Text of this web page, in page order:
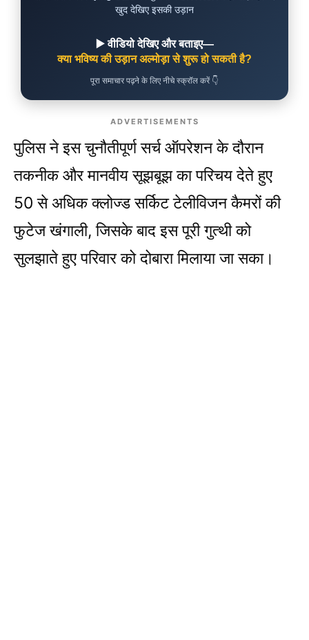
खुद देखिए इसकी उड़ान
▶️ वीडियो देखिए और बताइए—
क्या भविष्य की उड़ान अल्मोड़ा से शुरू हो सकती है?
पूरा समाचार पढ़ने के लिए नीचे स्क्रॉल करें 👇
ADVERTISEMENTS
पुलिस ने इस चुनौतीपूर्ण सर्च ऑपरेशन के दौरान
तकनीक और मानवीय सूझबूझ का परिचय देते हुए
50 से अधिक क्लोज्ड सर्किट टेलीविजन कैमरों की
फुटेज खंगाली, जिसके बाद इस पूरी गुत्थी को
सुलझाते हुए परिवार को दोबारा मिलाया जा सका।